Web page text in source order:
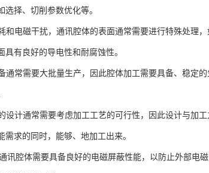
择、切削参数优化等。
电磁干扰，通讯腔体的表面通常需要进行特殊处理
有良好的导电性和耐腐蚀性。
常需要大批量生产，因此腔体加工需要具备、稳定
计通常需要考虑加工工艺的可行性，因此设计与加
求的同时，能够、地加工出来。
讯腔体需要具备良好的电磁屏蔽性能，以防止外部电